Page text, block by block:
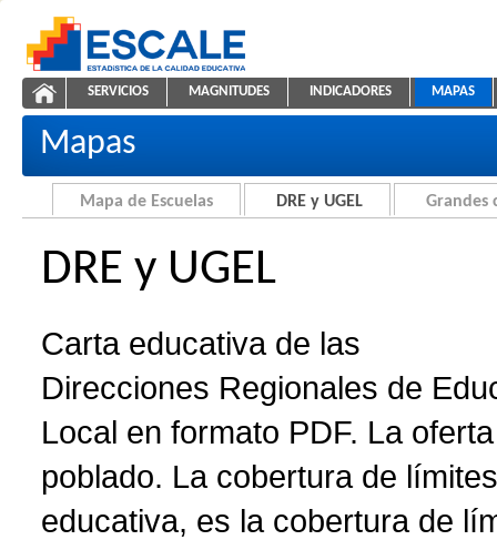
ESCALE - Unidad de Estadística Educativa
Carta educativa de DRE y UGEL
NAVEGACIÓN
SERVICIOS MAGNITUDES INDICADORES MAPAS
Mapas
Mapa de Escuelas DRE y UGEL Grandes
DRE y UGEL
Carta educativa de las
Direcciones Regionales de
Local en formato PDF. La
poblado. La cobertura de
educativa, es la cobertura de